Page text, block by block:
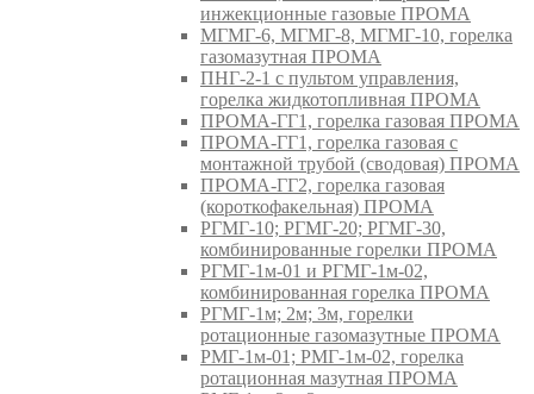
инжекционные газовые ПРОМА
МГМГ-6, МГМГ-8, МГМГ-10, горелка
газомазутная ПРОМА
ПНГ-2-1 с пультом управления,
горелка жидкотопливная ПРОМА
ПРОМА-ГГ1, горелка газовая ПРОМА
ПРОМА-ГГ1, горелка газовая с
монтажной трубой (сводовая) ПРОМА
ПРОМА-ГГ2, горелка газовая
(короткофакельная) ПРОМА
РГМГ-10; РГМГ-20; РГМГ-30,
комбинированные горелки ПРОМА
РГМГ-1м-01 и РГМГ-1м-02,
комбинированная горелка ПРОМА
РГМГ-1м; 2м; 3м, горелки
ротационные газомазутные ПРОМА
РМГ-1м-01; РМГ-1м-02, горелка
ротационная мазутная ПРОМА